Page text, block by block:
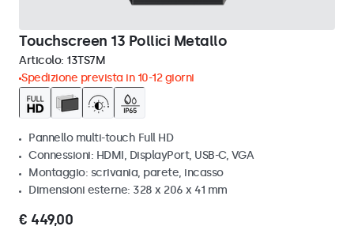
Touchscreen 13 Pollici Metallo
Articolo: 13TS7M
Spedizione prevista in 10-12 giorni
Pannello multi-touch Full HD
Connessioni: HDMI, DisplayPort, USB-C, VGA
Montaggio: scrivania, parete, incasso
Dimensioni esterne: 328 x 206 x 41 mm
€ 449,00